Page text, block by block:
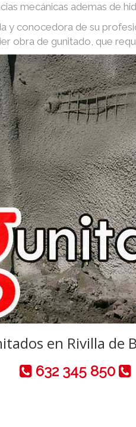
mecánicas ademas de
y conocedora de su
obra de gunitado, que
en Rivilla de
632 345 850